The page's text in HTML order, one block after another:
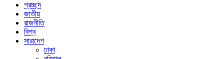
প্রচ্ছদ
জাতীয়
রাজনীতি
বিশ্ব
সারাদেশ
ঢাকা